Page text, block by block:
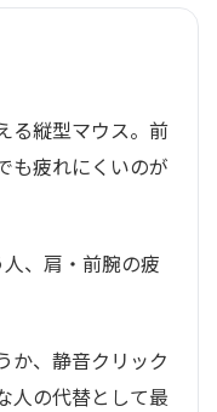
る縦型マウス。前
も疲れにくいのが
、肩・前腕の疲
か、静音クリック
人の代替として最